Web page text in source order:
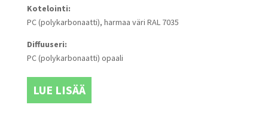
Kotelointi:
PC (polykarbonaatti), harmaa väri RAL 7035
Diffuuseri:
PC (polykarbonaatti) opaali
LUE LISÄÄ